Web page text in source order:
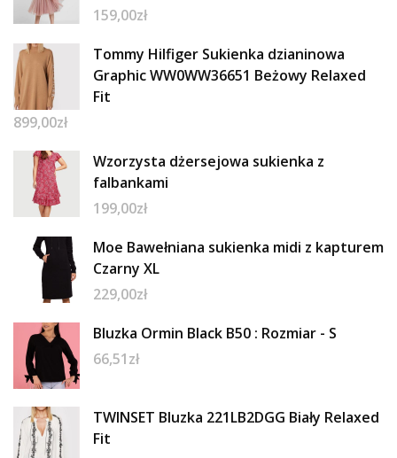
159,00zł
Tommy Hilfiger Sukienka dzianinowa
Graphic WW0WW36651 Beżowy Relaxed
Fit
899,00zł
Wzorzysta dżersejowa sukienka z
falbankami
199,00zł
Moe Bawełniana sukienka midi z kapturem
Czarny XL
229,00zł
Bluzka Ormin Black B50 : Rozmiar - S
66,51zł
TWINSET Bluzka 221LB2DGG Biały Relaxed
Fit